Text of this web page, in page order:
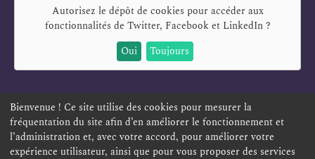
Autorisez le dépôt de cookies pour accéder aux
fonctionnalités de Twitter, Facebook et LinkedIn?
Oui
Toujours
ESPACE PERSONNEL OFFRES D'EMPLOI SIGNALEMENT
TÉLÉSERVICES PLAN DU SITE
Bienvenue ! Ce site utilise des cookies pour mesurer la
fréquentation du site afin d’en améliorer le fonctionnement et
l’administration et, avec votre accord, pour améliorer votre
expérience utilisateur, ainsi que pour vous proposer des services